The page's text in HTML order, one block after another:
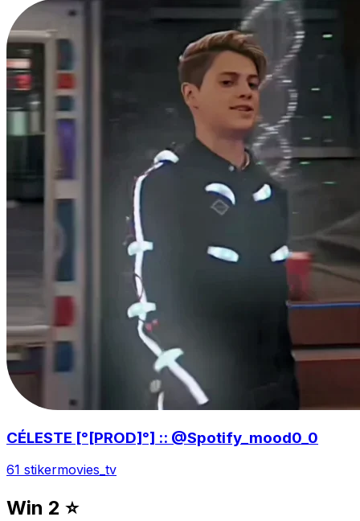
CÉLESTE [°[PROD]°] :: @Spotify_mood0_0
61 stikermovies_tv
Win 2 ⭐️